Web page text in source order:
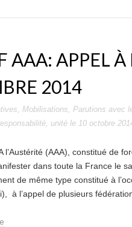
AAA: APPEL
2014
, Mobilisations, Parutions avec
, unité le 10 octobre
l’Austérité (AAA), constitué de
dans toute la France le
de même type constitué à
à l’appel de plusieurs